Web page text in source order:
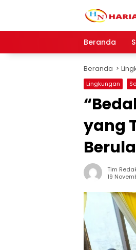
Beranda
Beranda
Lingkungan
yang
Tim
19